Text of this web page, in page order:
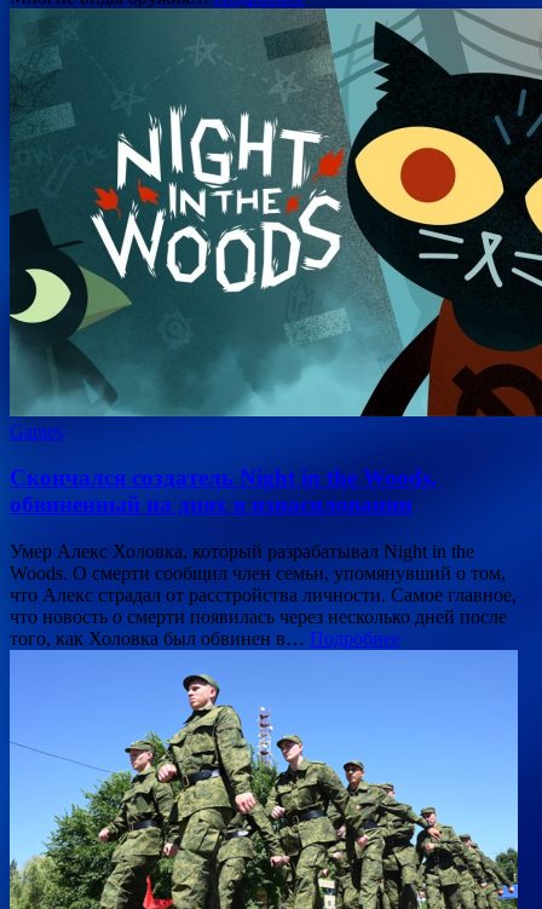
Games
Скончался создатель Night in the Woods,
обвиненный на днях в изнасиловании
Умер Алекс Холовка, который разрабатывал Night in the
Woods. О смерти сообщил член семьи, упомянувший о том,
что Алекс страдал от расстройства личности. Самое главное,
что новость о смерти появилась через несколько дней после
того, как Холовка был обвинен в… Подробнее